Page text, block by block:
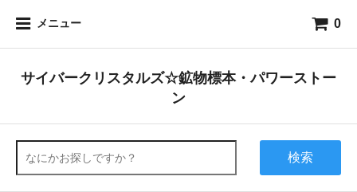
メニュー 0
サイバークリスタルズ☆鉱物標本・パワーストー
ン
検索